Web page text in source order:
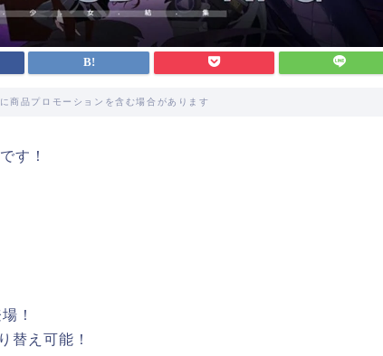
商品プロモーションを含む場合があります
す！
！
替え可能！